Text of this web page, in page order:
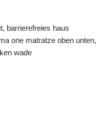
barrierefreies haus
one matratze oben unten,
wade